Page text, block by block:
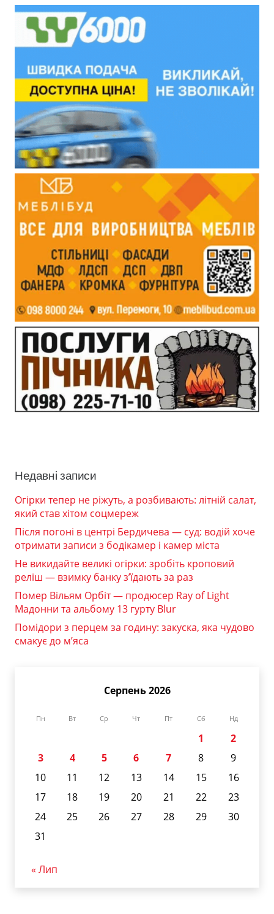
Недавні записи
Огірки тепер не ріжуть, а розбивають: літній салат,
який став хітом соцмереж
Після погоні в центрі Бердичева — суд: водій хоче
отримати записи з бодікамер і камер міста
Не викидайте великі огірки: зробіть кроповий
реліш — взимку банку з’їдають за раз
Помер Вільям Орбіт — продюсер Ray of Light
Мадонни та альбому 13 гурту Blur
Помідори з перцем за годину: закуска, яка чудово
смакує до м’яса
Серпень 2026
Пн Вт Ср Чт Пт Сб Нд
1
2
3
4 5 6 7 8
9
10
11 12 13 14 15
16
17
18 19 20 21 22
23
24
25 26 27 28 29
30
31
« Лип